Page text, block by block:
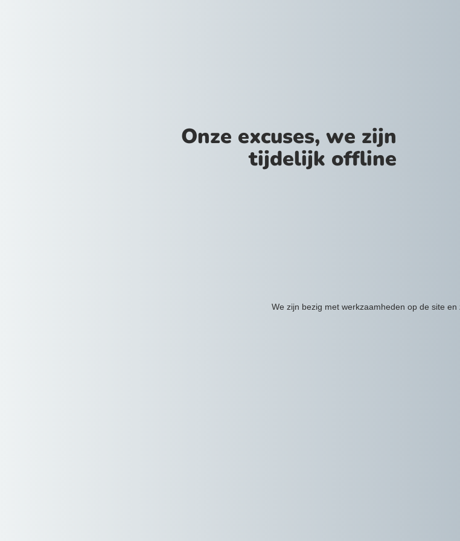
Onze excuses, we zijn
tijdelijk offline
We zijn bezig met werkzaamheden op de site en